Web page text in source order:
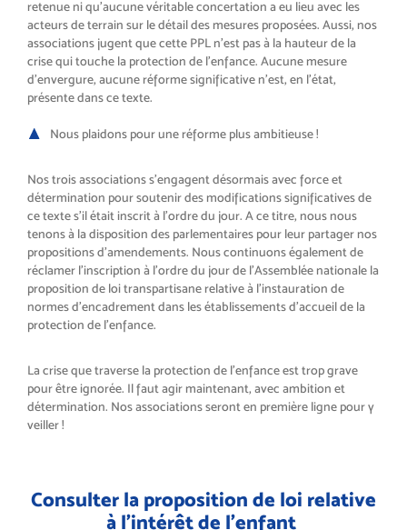
retenue ni qu’aucune véritable concertation a eu lieu avec les
acteurs de terrain sur le détail des mesures proposées. Aussi, nos
associations jugent que cette PPL n’est pas à la hauteur de la
crise qui touche la protection de l’enfance. Aucune mesure
d’envergure, aucune réforme significative n’est, en l’état,
présente dans ce texte.
Nous plaidons pour une réforme plus ambitieuse !
Nos trois associations s’engagent désormais avec force et
détermination pour soutenir des modifications significatives de
ce texte s’il était inscrit à l’ordre du jour. A ce titre, nous nous
tenons à la disposition des parlementaires pour leur partager nos
propositions d’amendements. Nous continuons également de
réclamer l’inscription à l’ordre du jour de l’Assemblée nationale la
proposition de loi transpartisane relative à l’instauration de
normes d’encadrement dans les établissements d’accueil de la
protection de l’enfance.
La crise que traverse la protection de l’enfance est trop grave
pour être ignorée. Il faut agir maintenant, avec ambition et
détermination. Nos associations seront en première ligne pour y
veiller !
Consulter la proposition de loi relative
à l’intérêt de l’enfant